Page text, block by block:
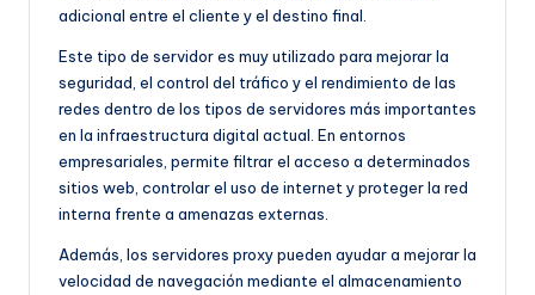
adicional entre el cliente y el destino final.
Este tipo de servidor es muy utilizado para mejorar la
seguridad, el control del tráfico y el rendimiento de las
redes dentro de los tipos de servidores más importantes
en la infraestructura digital actual. En entornos
empresariales, permite filtrar el acceso a determinados
sitios web, controlar el uso de internet y proteger la red
interna frente a amenazas externas.
Además, los servidores proxy pueden ayudar a mejorar la
velocidad de navegación mediante el almacenamiento